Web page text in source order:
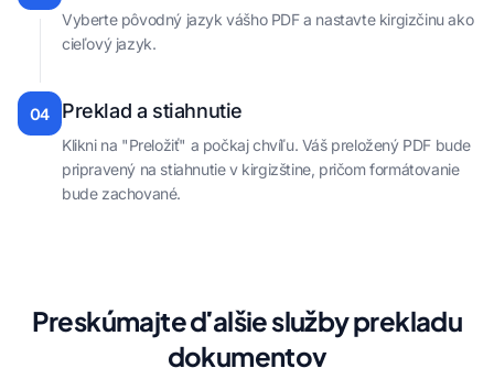
Vyberte pôvodný jazyk vášho PDF a nastavte kirgizčinu ako
cieľový jazyk.
04 Preklad a stiahnutie
Klikni na "Preložiť" a počkaj chvíľu. Váš preložený PDF bude
pripravený na stiahnutie v kirgizštine, pričom formátovanie
bude zachované.
Preskúmajte ďalšie služby prekladu
dokumentov